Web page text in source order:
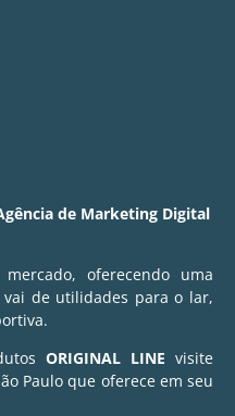
de Marketing Digital
oferecendo uma
de utilidades para o lar,
ORIGINAL LINE visite
Paulo que oferece em seu